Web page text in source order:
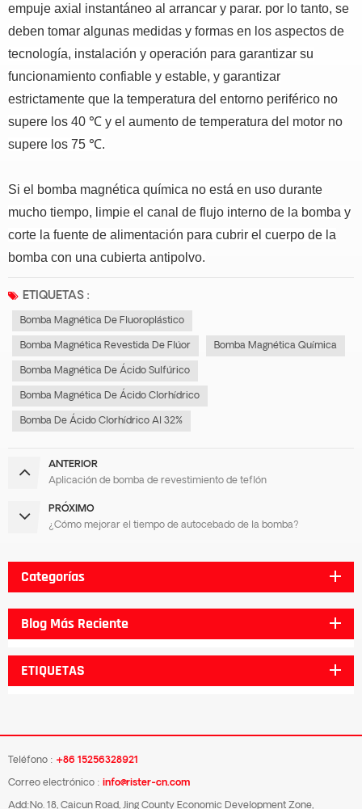
empuje axial instantáneo al arrancar y parar. por lo tanto, se
deben tomar algunas medidas y formas en los aspectos de
tecnología, instalación y operación para garantizar su
funcionamiento confiable y estable, y garantizar
estrictamente que la temperatura del entorno periférico no
supere los 40 ℃ y el aumento de temperatura del motor no
supere los 75 ℃.
Si el bomba magnética química no está en uso durante
mucho tiempo, limpie el canal de flujo interno de la bomba y
corte la fuente de alimentación para cubrir el cuerpo de la
bomba con una cubierta antipolvo.
ETIQUETAS :
Bomba Magnética De Fluoroplástico
Bomba Magnética Revestida De Flúor Bomba Magnética Química
Bomba Magnética De Ácido Sulfúrico
Bomba Magnética De Ácido Clorhídrico
Bomba De Ácido Clorhídrico Al 32%
ANTERIOR
Aplicación de bomba de revestimiento de teflón
PRÓXIMO
¿Cómo mejorar el tiempo de autocebado de la bomba?
Categorías
Blog Más Reciente
ETIQUETAS
Teléfono : +86 15256328921
Correo electrónico : info@rister-cn.com
Add:No. 18, Caicun Road, Jing County Economic Development Zone,